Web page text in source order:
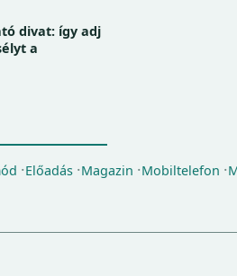
divat: így adj
a
Előadás Magazin Mobiltelefon